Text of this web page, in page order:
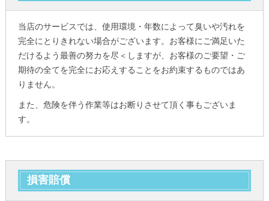
当店のサービスでは、使用環境・年数によって臭いや汚れを
完全にとりきれない場合がございます。お客様にご満足いた
だけるよう最善の努カを尽＜しますが、お客様のご要望・ご
期待の全てを完全にお応えすることをお約束するものではあ
りません。
また、危険を伴う作業等はお断りさせて頂く事もございま
す。
損害賠償